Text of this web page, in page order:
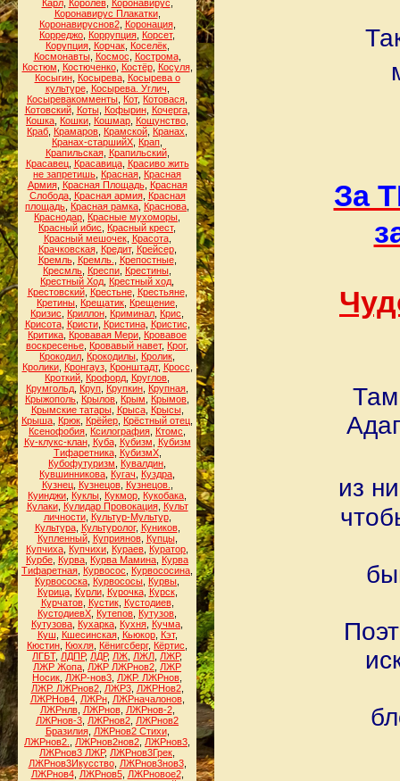
Карл, Королёв, Коронавирус
Коронавирус Плакатки,
Коронавируснов2, Коронация,
Корреджо Коррупция Корсет,
Корупция, Корчак, Коселёк,
Космонавты, Космос Кострома,
Костюм
Костюченко, Костёр, Косуля,
Косыгин, Косырева, Косырева о
культуре, Косырева. Углич
Косыревакомменты Кот, Котовася
Котовский, Коты, Кофырин, Кочерга,
Кошка Кошки Кошмар Кощунство
Краб Крамаров Крамской Кранах
Кранах-старшийХ Крап
Крапильская, Крапильский,
Красавец, Красавица, Красиво жить
не запретишь Красная Красная
Армия, Красная Площадь, Красная
Слобода, Красная армия, Красная
площадь Красная рамка Краснова
Краснодар Красные мухоморы
Красный ибис
Красный крест,
Красный мешочек, Красота,
Крачковская, Кредит, Крейсер,
Кремль, Кремль. Крепостные,
Кресмль Креспи Крестины
Крестный Ход Крестный ход
Крестовский, Крестьне, Крестьяне,
Кретины Крещатик Крещение
Кризис
Криллон Криминал Крис
Крисота, Кристи, Кристина, Кристис
Критика Кровавая Мери Кровавое
воскресенье Кровавый навет, Крог,
Крокодил Крокодилы Кролик
Кролики, Кронгауз, Кронштадт, Кросс
Кроткий Крофорд Круглов
Крумгольд Круп Крупкин Крупная
Крыжополь Крылов Крым Крымов
Крымские татары, Крыса, Крысы,
Крыша Крюк Крёйер Крёстный отец
Ксенофобия Ксилография Ктомс
Ку-клукс-клан, Куба, Кубизм
Кубизм
Тифаретника, КубизмХ,
Кубофутуризм
Кувалдин
Кувшинникова Кугач Куздра
Кузнец, Кузнецов, Кузнецов.
Куинджи Куклы Кукмор Кукобака
Кулаки, Кулидар Провокация, Культ
личности, Культур-Мультур,
Культура, Культуролог, Куников,
Купленный, Куприянов, Купцы,
Купчиха Купчихи Кураев Куратор
Курбе Курва Курва Мамина Курва
Тифаретная Курвосос Курвососина
Курвососка Курвососы Курвы
Курица, Курли, Курочка, Курск,
Курчатов, Кустик, Кустодиев,
КустодиевХ Кутепов Кутузов
Кутузова Кухарка Кухня Кучма
Куш
Кшесинская, Кьюкор, Кэт,
Кюстин Кюхля Кёнигсберг, Кёртис
ЛГБТ, ЛДПР, ЛДР, ЛЖ ЛЖЛ ЛЖР,
ЛЖР Жопа ЛЖР ЛЖРнов2 ЛЖР
Носик ЛЖР-нов3 ЛЖР. ЛЖРнов
ЛЖР. ЛЖРнов2, ЛЖР3, ЛЖРНов2,
ЛЖРНов4, ЛЖРн, ЛЖРначалонов,
ЛЖРнлв, ЛЖРнов, ЛЖРнов-2,
ЛЖРнов-3 ЛЖРнов2 ЛЖРнов2
Бразилия, ЛЖРнов2 Стихи,
ЛЖРнов2.
ЛЖРнов2нов2 ЛЖРнов3
ЛЖРнов3 ЛЖР, ЛЖРнов3Грек
ЛЖРнов3Икусство, ЛЖРнов3нов3,
ЛЖРнов4, ЛЖРнов5, ЛЖРновое2,
За
из